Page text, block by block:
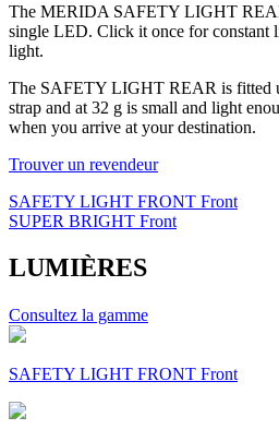
The MERIDA SAFETY LIGHT
single LED. Click it once for constant
light.
The SAFETY LIGHT REAR is fitted
strap and at 32 g is small and light
when you arrive at your destination.
Trouver un revendeur
SAFETY LIGHT FRONT Front
SUPER BRIGHT Front
LUMIÈRES
Consultez la gamme
SAFETY LIGHT FRONT Front